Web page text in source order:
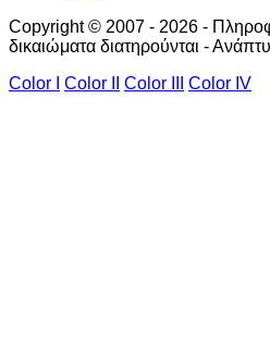
Copyright © 2007 - 2026 -
δικαιώματα διατηρούνται -
Color I
Color II Color III Color IV